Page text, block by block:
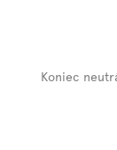
Koniec